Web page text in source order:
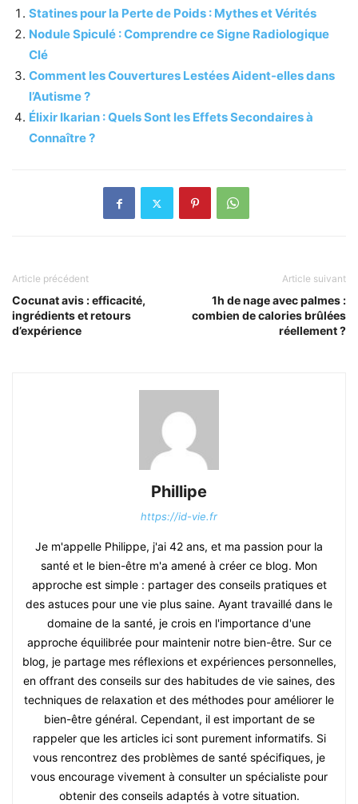
Statines pour la Perte de Poids : Mythes et Vérités
Nodule Spiculé : Comprendre ce Signe Radiologique
Clé
Comment les Couvertures Lestées Aident-elles dans
l’Autisme ?
Élixir Ikarian : Quels Sont les Effets Secondaires à
Connaître ?
Article précédent
Cocunat avis : efficacité,
ingrédients et retours
d’expérience
Article suivant
1h de nage avec palmes :
combien de calories brûlées
réellement ?
Phillipe
https://id-vie.fr
Je m'appelle Philippe, j'ai 42 ans, et ma passion pour la
santé et le bien-être m'a amené à créer ce blog. Mon
approche est simple : partager des conseils pratiques et
des astuces pour une vie plus saine. Ayant travaillé dans le
domaine de la santé, je crois en l'importance d'une
approche équilibrée pour maintenir notre bien-être. Sur ce
blog, je partage mes réflexions et expériences personnelles,
en offrant des conseils sur des habitudes de vie saines, des
techniques de relaxation et des méthodes pour améliorer le
bien-être général. Cependant, il est important de se
rappeler que les articles ici sont purement informatifs. Si
vous rencontrez des problèmes de santé spécifiques, je
vous encourage vivement à consulter un spécialiste pour
obtenir des conseils adaptés à votre situation.